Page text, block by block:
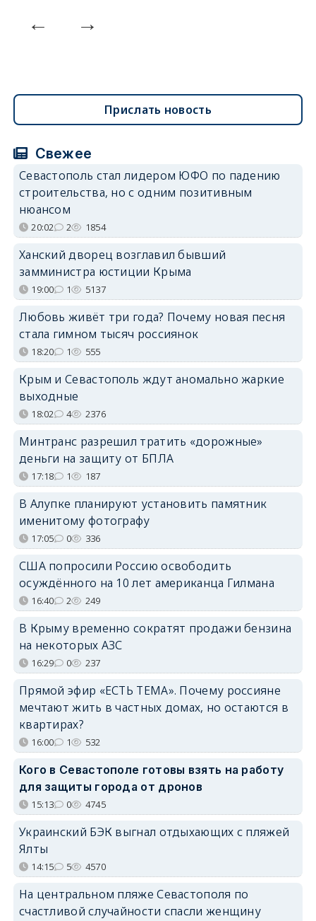
Прислать новость
Свежее
Севастополь стал лидером ЮФО по падению
строительства, но с одним позитивным
нюансом
20:02 2 1854
Ханский дворец возглавил бывший
замминистра юстиции Крыма
19:00 1 5137
Любовь живёт три года? Почему новая песня
стала гимном тысяч россиянок
18:20 1 555
Крым и Севастополь ждут аномально жаркие
выходные
18:02 4 2376
Минтранс разрешил тратить «дорожные»
деньги на защиту от БПЛА
17:18 1 187
В Алупке планируют установить памятник
именитому фотографу
17:05 0 336
США попросили Россию освободить
осуждённого на 10 лет американца Гилмана
16:40 2 249
В Крыму временно сократят продажи бензина
на некоторых АЗС
16:29 0 237
Прямой эфир «ЕСТЬ ТЕМА». Почему россияне
мечтают жить в частных домах, но остаются в
квартирах?
16:00 1 532
Кого в Севастополе готовы взять на работу
для защиты города от дронов
15:13 0 4745
Украинский БЭК выгнал отдыхающих с пляжей
Ялты
14:15 5 4570
На центральном пляже Севастополя по
счастливой случайности спасли женщину